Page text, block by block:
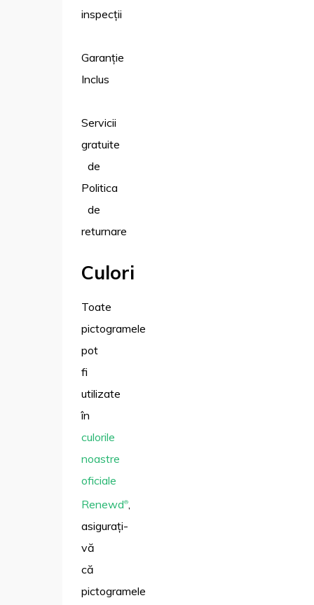
inspecții
Garanție
Inclus
Servicii
gratuite
de
Politica
de
returnare
Culori
Toate
pictogramele
pot
fi
utilizate
în
culorile
noastre
oficiale
Renewd®,
asigurați-
vă
că
pictogramele